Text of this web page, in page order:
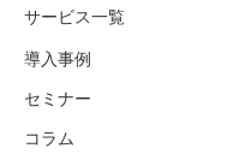
サービス一覧
導入事例
セミナー
コラム